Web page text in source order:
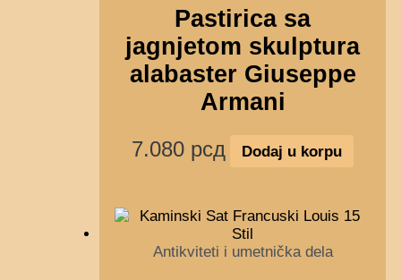
Pastirica sa
jagnjetom skulptura
alabaster Giuseppe
Armani
7.080 рсд Dodaj u korpu
Antikviteti i umetnička dela